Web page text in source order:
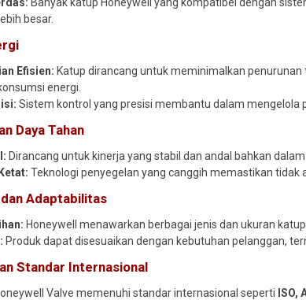
besar.
Efisien: Katup dirancang untuk meminimalkan
energi.
Sistem kontrol yang presisi membantu dalam mengelola
Daya Tahan
Dirancang untuk kinerja yang stabil dan andal bahkan
Teknologi penyegelan yang canggih memastikan tidak
Adaptabilitas
Honeywell menawarkan berbagai jenis dan ukuran
Produk dapat disesuaikan dengan kebutuhan pelanggan,
Standar Internasional
Valve memenuhi standar internasional seperti ISO,